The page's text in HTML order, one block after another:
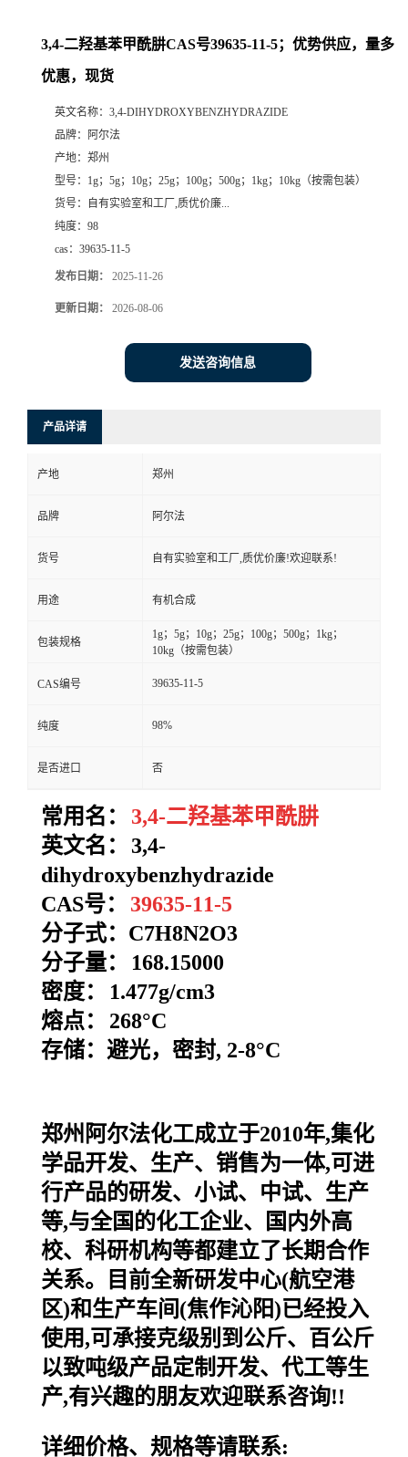
厅
言
3,4-二羟基苯甲酰肼CAS号39635-11-5；优势供应，量多
优惠，现货
英文名称： 3,4-DIHYDROXYBENZHYDRAZIDE
品牌：
阿尔法
产地： 郑州
型号： 1g；5g；10g；25g；100g；500g；1kg；10kg（按需包装）
货号：
自有实验室和工厂,质优价廉...
纯度： 98
cas： 39635-11-5
发布日期： 2025-11-26
更新日期： 2026-08-06
发送咨询信息
产品详请
产地 郑州
品牌 阿尔法
货号 自有实验室和工厂,质优价廉!欢迎联系!
用途 有机合成
包装规格
1g；5g；10g；25g；100g；500g；1kg；
10kg（按需包装）
CAS编号 39635-11-5
纯度 98%
是否进口 否
常用名：
3,4-二羟基苯甲酰肼
英文名：
3,4-
dihydroxybenzhydrazide
CAS号：
39635-11-5
分子式： C7H8N2O3
分子量：
168.15000
密度：
1.477g/cm3
熔点：
268°C
存储：避光，密封, 2-8°C
郑州阿尔法化工成立于2010年,集化
学品开发、生产、销售为一体,可进
行产品的研发、小试、中试、生产
等,与全国的化工企业、国内外高
校、科研机构等都建立了长期合作
关系。目前全新研发中心(航空港
区)和生产车间(焦作沁阳)已经投入
使用,可承接克级别到公斤、百公斤
以致吨级产品定制开发、代工等生
产,有兴趣的朋友欢迎联系咨询!!
详细价格、规格等请联系: